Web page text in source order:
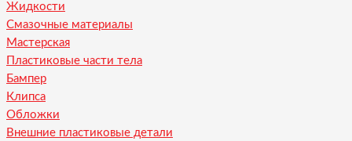
Жидкости
Смазочные материалы
Мастерская
Пластиковые части тела
Бампер
Клипса
Обложки
Внешние пластиковые детали